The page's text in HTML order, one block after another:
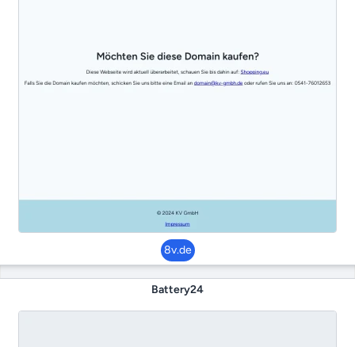
8v.de
Battery24